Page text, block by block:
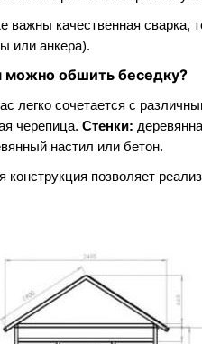
важны качественная сварка,
или анкера).
обшить беседку?
легко сочетается с
черепица. Стенки:
настил или бетон.
конструкция позволяет